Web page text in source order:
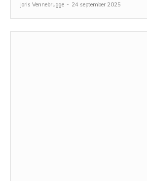
Joris Vennebrugge - 24 september 2025